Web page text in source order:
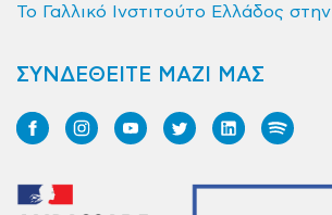
Το Γαλλικό Ινστιτούτο Ελλάδος
ΣΥΝΔΕΘΕΙΤΕ ΜΑΖΙ ΜΑΣ